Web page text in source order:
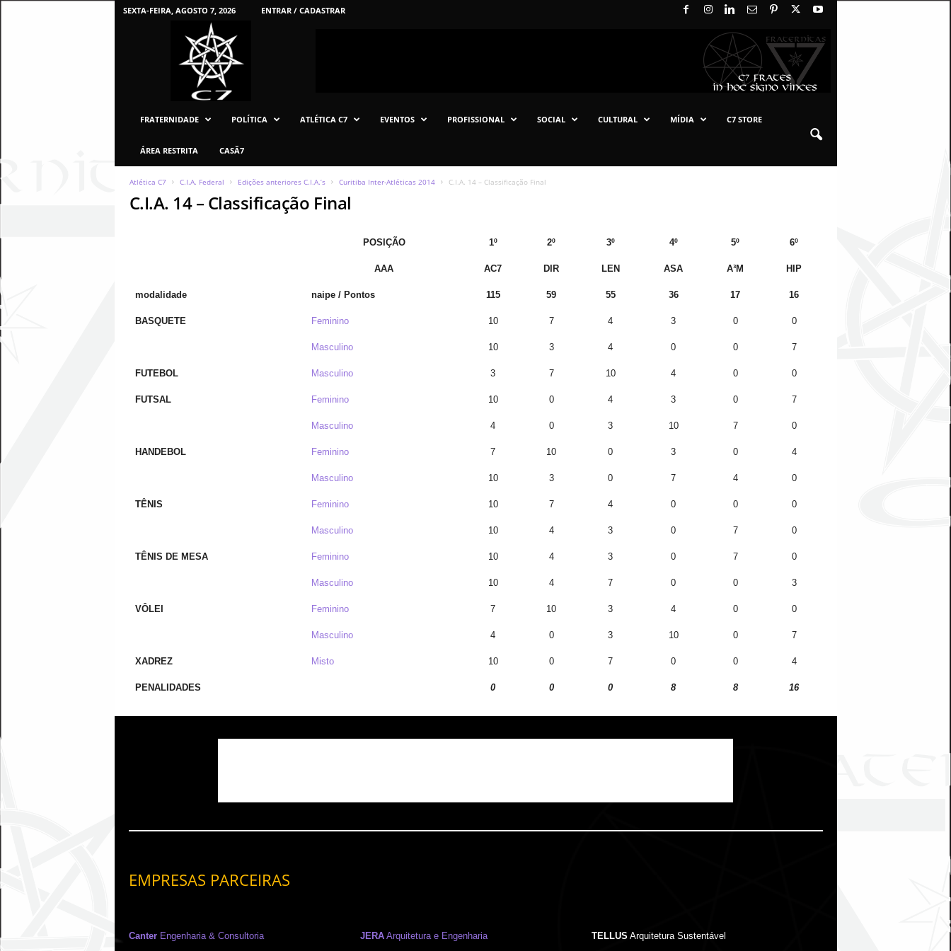
SEXTA-FEIRA, AGOSTO 7, 2026
ENTRAR / CADASTRAR
FRATERNIDADE
POLÍTICA ATLÉTICA C7 EVENTOS PROFISSIONAL SOCIAL CULTURAL MÍDIA C7 STORE
ÁREA RESTRITA CASĂ7
Atlética C7 C.I.A. Federal Edições anteriores C.I.A.’s Curitiba Inter-Atléticas 2014 C.I.A. 14 – Classificação Final
C.I.A. 14 – Classificação Final
POSIÇÃO 1º 2º 3º 4º 5º 6º
AAA AC7 DIR LEN ASA A³M HIP
modalidade naipe / Pontos 115 59 55 36 17 16
BASQUETE Feminino 10 7 4 3 0 0
Masculino 10 3 4 0 0 7
FUTEBOL Masculino 3 7 10 4 0 0
FUTSAL Feminino 10 0 4 3 0 7
Masculino 4 0 3 10 7 0
HANDEBOL Feminino 7 10 0 3 0 4
Masculino 10 3 0 7 4 0
TÊNIS Feminino 10 7 4 0 0 0
Masculino 10 4 3 0 7 0
TÊNIS DE MESA Feminino 10 4 3 0 7 0
Masculino 10 4 7 0 0 3
VÔLEI Feminino 7 10 3 4 0 0
Masculino 4 0 3 10 0 7
XADREZ Misto 10 0 7 0 0 4
PENALIDADES 0 0 0 8 8 16
EMPRESAS PARCEIRAS
CanterEngenharia & Consultoria JERAArquitetura e Engenharia TELLUS Arquitetura Sustentável